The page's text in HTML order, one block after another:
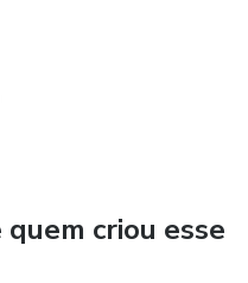
criou esse